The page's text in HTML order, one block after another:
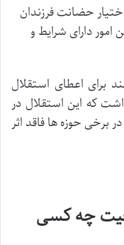
حضانت فرزندان
امور دارای شرایط و
برای اعطای استقلال
که این استقلال در
برخی حوزه ها فاقد اثر
چه کسی